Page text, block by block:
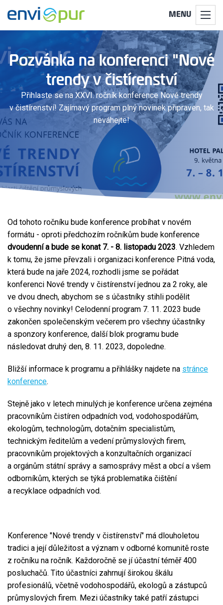
MENU
Pozvánka na konferenci "Nové
trendy v čistírenství
Přihlaste se na XXVI. ročník konference Nové trendy
v čistírenství! Zajímavý program plný novinek připraven, tak
neváhejte!
Od tohoto ročníku bude konference probíhat v novém
formátu - oproti předchozím ročníkům bude konference
dvoudenní a bude se konat 7. - 8. listopadu 2023. Vzhledem
k tomu, že jsme převzali i organizaci konference Pitná voda,
která bude na jaře 2024, rozhodli jsme se pořádat
konferenci Nové trendy v čistírenství jednou za 2 roky, ale
ve dvou dnech, abychom se s účastníky stihli podělit
o všechny novinky! Celodenní program 7. 11. 2023 bude
zakončen společenským večerem pro všechny účastníky
a sponzory konference, další blok programu bude
následovat druhý den, 8. 11. 2023, dopoledne.
Bližší informace k programu a přihlášky najdete na stránce
konference.
Stejně jako v letech minulých je konference určena zejména
pracovníkům čistíren odpadních vod, vodohospodářům,
ekologům, technologům, dotačním specialistům,
technickým ředitelům a vedení průmyslových firem,
pracovníkům projektových a konzultačních organizací
a orgánům státní správy a samosprávy měst a obcí a všem
odborníkům, kterých se týká problematika čištění
a recyklace odpadních vod.
Konference "Nové trendy v čistírenství" má dlouholetou
tradici a její důležitost a význam v odborné komunitě roste
z ročníku na ročník. Každoročně se jí účastní téměř 400
posluchačů. Tito účastníci zahrnují širokou škálu
profesionálů, včetně vodohospodářů, ekologů a zástupců
průmyslových firem. Mezi účastníky také patří zástupci